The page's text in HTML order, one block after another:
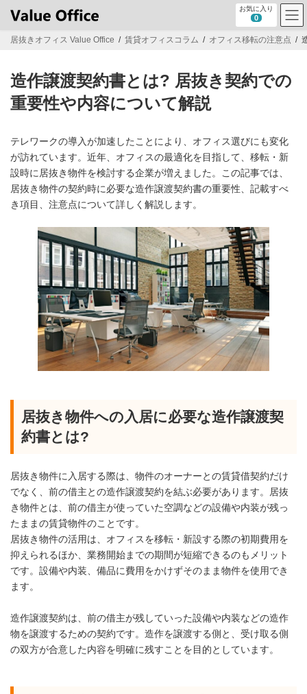
お気に入り
0
居抜きオフィス Value Office 賃貸オフィスコラム オフィス移転の注意点
造作譲渡契約書とは? 居抜き契約での
重要性や内容について解説
テレワークの導入が加速したことにより、オフィス選びにも変化
が訪れています。近年、オフィスの最適化を目指して、移転・新
設時に居抜き物件を検討する企業が増えました。この記事では、
居抜き物件の契約時に必要な造作譲渡契約書の重要性、記載すべ
き項目、注意点について詳しく解説します。
居抜き物件への入居に必要な造作譲渡契
約書とは?
居抜き物件に入居する際は、物件のオーナーとの賃貸借契約だけ
でなく、前の借主との造作譲渡契約を結ぶ必要があります。居抜
き物件とは、前の借主が使っていた空調などの設備や内装が残っ
たままの賃貸物件のことです。
居抜き物件の活用は、オフィスを移転・新設する際の初期費用を
抑えられるほか、業務開始までの期間が短縮できるのもメリット
です。設備や内装、備品に費用をかけずそのまま物件を使用でき
ます。
造作譲渡契約は、前の借主が残していった設備や内装などの造作
物を譲渡するための契約です。造作を譲渡する側と、受け取る側
の双方が合意した内容を明確に残すことを目的としています。